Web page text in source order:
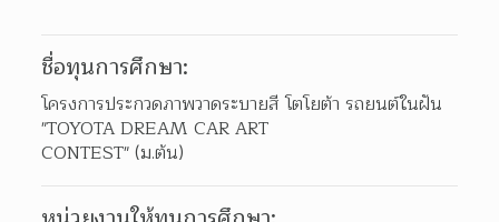
ชื่อทุนการศึกษา:
โครงการประกวดภาพวาดระบายสี โตโยต้า รถยนต์ในฝัน
"TOYOTA DREAM CAR ART
CONTEST" (ม.ต้น)